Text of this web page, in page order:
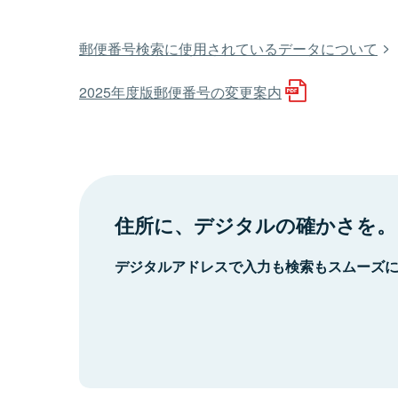
郵便番号検索に使用されているデータについて
2025年度版郵便番号の変更案内
住所に、デジタルの確かさを。
デジタルアドレスで入力も検索もスムーズ